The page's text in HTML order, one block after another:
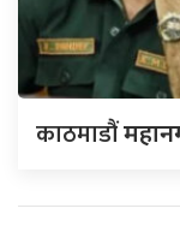
काठमाडौं